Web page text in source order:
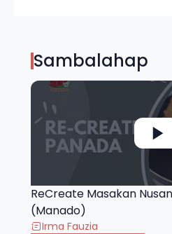
Sambalahap
ReCreate Masakan
(Manado)
Irma Fauzia